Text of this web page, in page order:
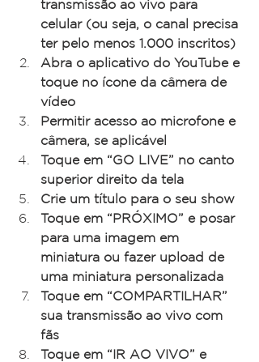
transmissão ao vivo para
celular (ou seja, o canal precisa
ter pelo menos 1.000 inscritos)
Abra o aplicativo do YouTube e
toque no ícone da câmera de
vídeo
Permitir acesso ao microfone e
câmera, se aplicável
Toque em “GO LIVE” no canto
superior direito da tela
Crie um título para o seu show
Toque em “PRÓXIMO” e posar
para uma imagem em
miniatura ou fazer upload de
uma miniatura personalizada
Toque em “COMPARTILHAR”
sua transmissão ao vivo com
fãs
Toque em “IR AO VIVO” e